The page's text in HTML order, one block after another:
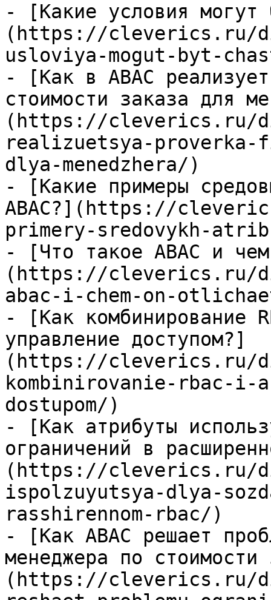
- [Какие условия могут
(https://cleverics.ru/
usloviya-mogut-byt-
- [Как в ABAC
стоимости заказа для
(https://cleverics.ru/
realizuetsya-
dlya-menedzhera/)
- [Какие примеры
ABAC?](https://
primery-sredovykh-
- [Что такое ABAC и
(https://cleverics.ru/
abac-i-chem-on-
- [Как комбинирование
управление доступом?]
(https://cleverics.ru/
kombinirovanie-rbac-i-
dostupom/)
- [Как атрибуты
ограничений в
(https://cleverics.ru/
ispolzuyutsya-dlya-
rasshirennom-rbac/)
- [Как ABAC решает
менеджера по стоимости
(https://cleverics.ru/